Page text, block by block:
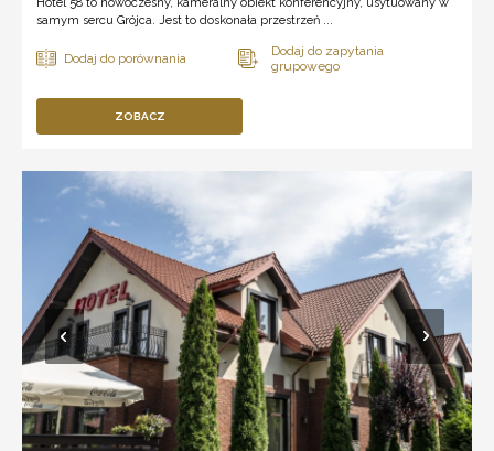
samym sercu Grójca. Jest to doskonała przestrzeń ...
ZOBACZ